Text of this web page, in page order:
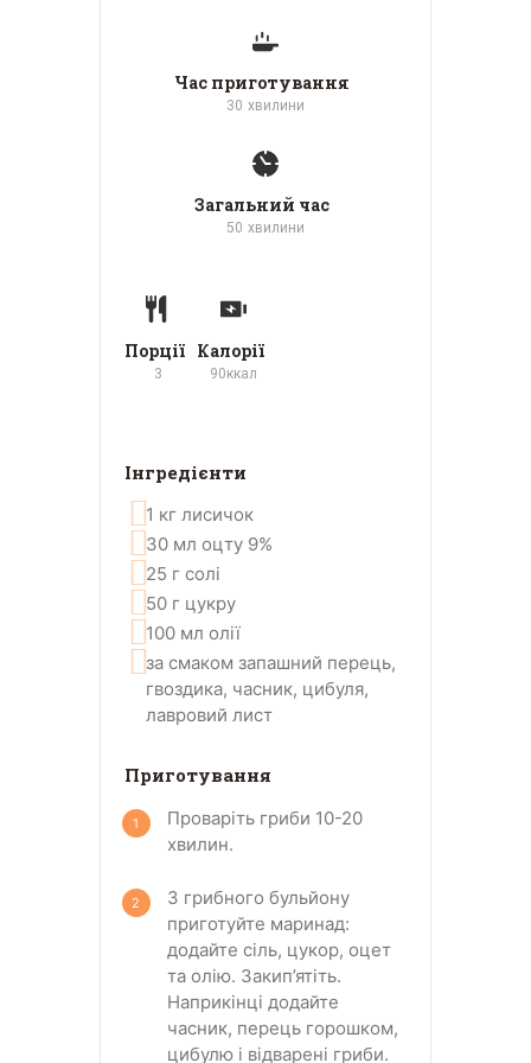
Час приготування
30 хвилини
Загальний час
50 хвилини
Порції
3
Калорії
90ккал
Інгредієнти
1 кг лисичок
30 мл оцту 9%
25 г солі
50 г цукру
100 мл олії
за смаком запашний перець,
гвоздика, часник, цибуля,
лавровий лист
Приготування
Проваріть гриби 10-20
хвилин.
З грибного бульйону
приготуйте маринад:
додайте сіль, цукор, оцет
та олію. Закип’ятіть.
Наприкінці додайте
часник, перець горошком,
цибулю і відварені гриби.